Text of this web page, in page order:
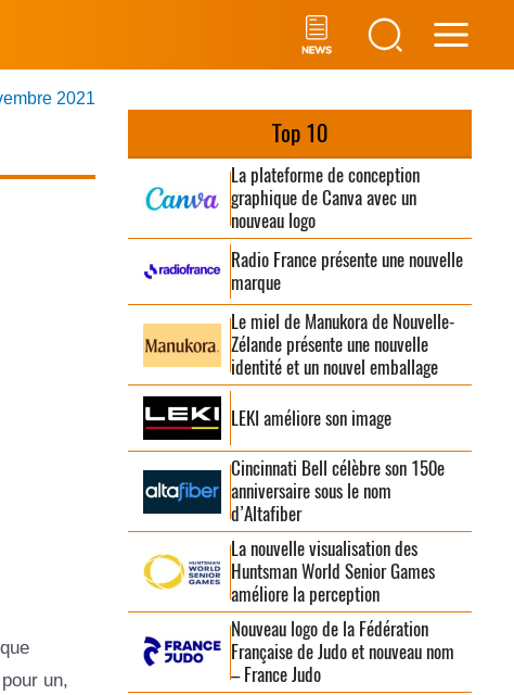
2021
un,
Top 10
La plateforme de conception
graphique de Canva avec un
nouveau logo
Radio France présente une nouvelle
marque
Le miel de Manukora de Nouvelle-
Zélande présente une nouvelle
identité et un nouvel emballage
LEKI améliore son image
Cincinnati Bell célèbre son 150e
anniversaire sous le nom
d’Altafiber
La nouvelle visualisation des
Huntsman World Senior Games
améliore la perception
Nouveau logo de la Fédération
Française de Judo et nouveau nom
– France Judo